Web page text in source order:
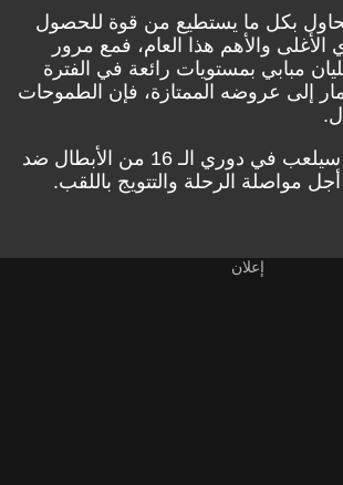
بكل ما يستطيع من قوة للحصول
الأغلى والأهم هذا العام، فمع مرور
مبابي بمستويات رائعة في الفترة
إلى عروضه الممتازة، فإن الطموحات
الفريق الفرنسي سيلعب في دوري الـ 16 من الأبطال ضد
مواصلة الرحلة والتتويج باللقب.